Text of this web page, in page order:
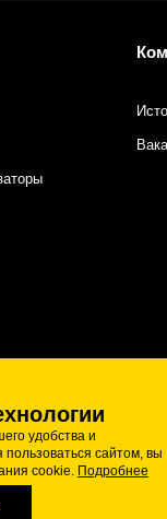
удобства и
сайтом, вы
cookie. Подробнее